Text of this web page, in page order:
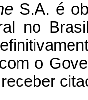
S.A. é
no
o